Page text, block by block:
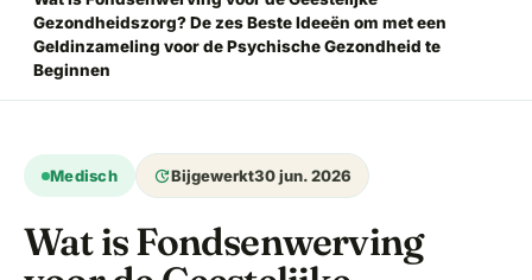
Gezondheidszorg? De zes Beste Ideeën om met een
Geldinzameling voor de Psychische Gezondheid te
Beginnen
Medisch updateBijgewerkt30 jun. 2026
Wat is Fondsenwerving